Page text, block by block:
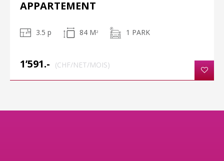
APPARTEMENT
3.5 p 84 M 2 1 PARK
1’591.- (CHF/NET/MOIS)